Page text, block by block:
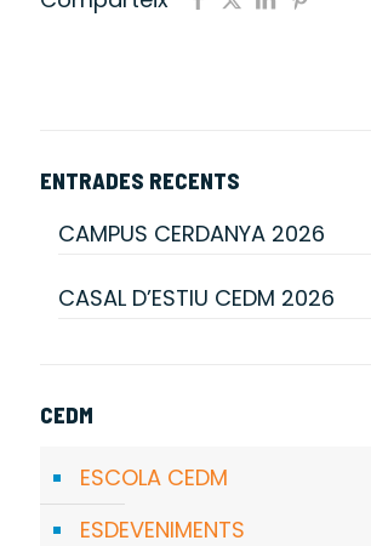
ENTRADES RECENTS
CAMPUS CERDANYA 2026
CASAL D’ESTIU CEDM 2026
CEDM
ESCOLA CEDM
ESDEVENIMENTS